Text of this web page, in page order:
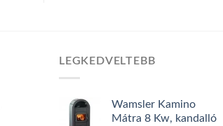
LEGKEDVELTEBB
Wamsler Kamino
Mátra 8 Kw, kandalló